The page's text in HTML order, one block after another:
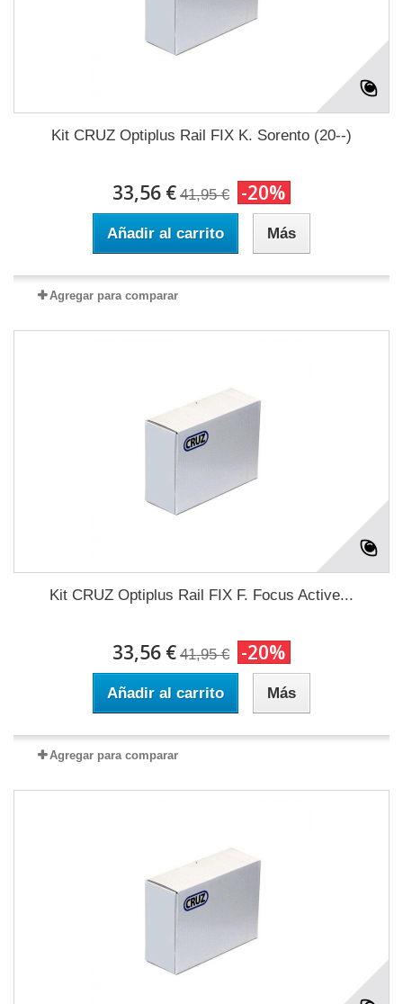
Kit CRUZ Optiplus Rail FIX K. Sorento (20--)
33,56 € 41,95 € -20%
Añadir al carrito Más
Agregar para comparar
Kit CRUZ Optiplus Rail FIX F. Focus Active...
33,56 € 41,95 € -20%
Añadir al carrito Más
Agregar para comparar